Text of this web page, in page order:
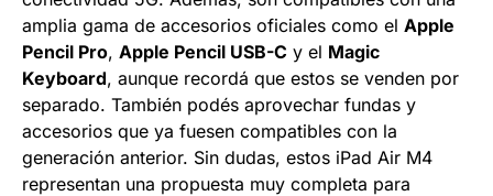
amplia gama de accesorios oficiales como el Apple
Pencil Pro, Apple Pencil USB-C y el Magic
Keyboard, aunque recordá que estos se venden por
separado. También podés aprovechar fundas y
accesorios que ya fuesen compatibles con la
generación anterior. Sin dudas, estos iPad Air M4
representan una propuesta muy completa para